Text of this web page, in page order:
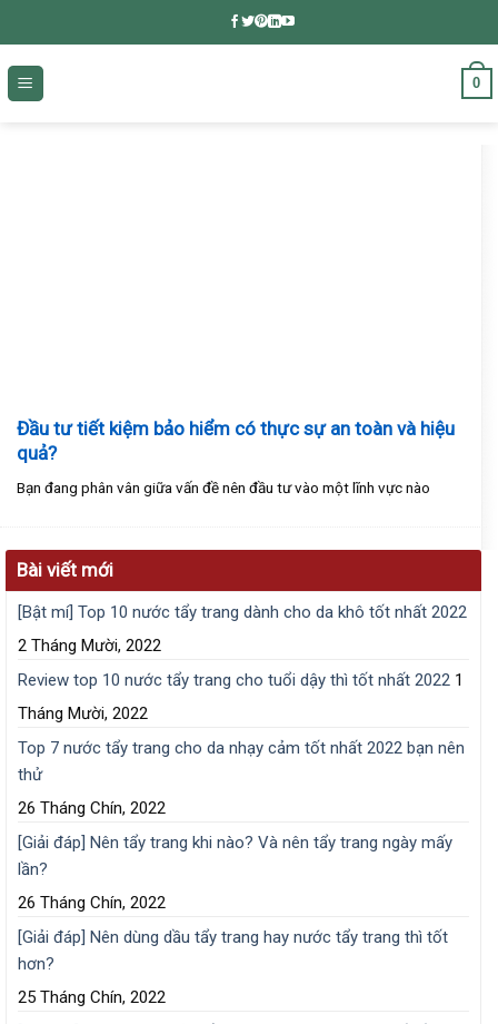
to
content
0
Đầu tư tiết kiệm bảo hiểm có thực sự an toàn và hiệu
quả?
Bạn đang phân vân giữa vấn đề nên đầu tư vào một lĩnh vực nào
Bài viết mới
[Bật mí] Top 10 nước tẩy trang dành cho da khô tốt nhất 2022
2 Tháng Mười, 2022
Review top 10 nước tẩy trang cho tuổi dậy thì tốt nhất 2022 1
Tháng Mười, 2022
Top 7 nước tẩy trang cho da nhạy cảm tốt nhất 2022 bạn nên
thử
26 Tháng Chín, 2022
[Giải đáp] Nên tẩy trang khi nào? Và nên tẩy trang ngày mấy
lần?
26 Tháng Chín, 2022
[Giải đáp] Nên dùng dầu tẩy trang hay nước tẩy trang thì tốt
hơn?
25 Tháng Chín, 2022